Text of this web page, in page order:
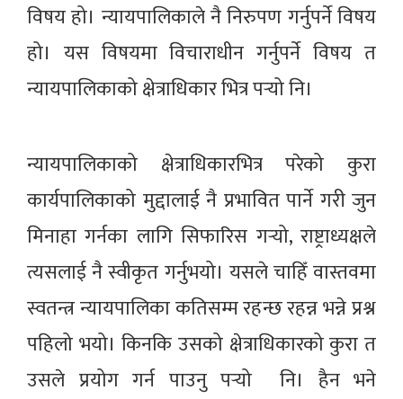
विषय हो। न्यायपालिकाले नै निरुपण गर्नुपर्ने विषय
हो। यस विषयमा विचाराधीन गर्नुपर्ने विषय त
न्यायपालिकाको क्षेत्राधिकार भित्र पर्‍यो नि।
न्यायपालिकाको क्षेत्राधिकारभित्र परेको कुरा
कार्यपालिकाको मुद्दालाई नै प्रभावित पार्ने गरी जुन
मिनाहा गर्नका लागि सिफारिस गर्‍यो, राष्ट्राध्यक्षले
त्यसलाई नै स्वीकृत गर्नुभयो। यसले चाहिँ वास्तवमा
स्वतन्त्र न्यायपालिका कतिसम्म रहन्छ रहन्न भन्ने प्रश्न
पहिलो भयो। किनकि उसको क्षेत्राधिकारको कुरा त
उसले प्रयोग गर्न पाउनु पर्‍यो नि। हैन भने